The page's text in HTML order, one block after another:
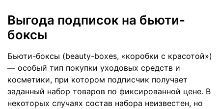
Выгода подписок на бьюти-
боксы
Бьюти-боксы (beauty-boxes, «коробки с красотой»)
— особый тип покупки уходовых средств и
косметики, при котором подписчик получает
заданный набор товаров по фиксированной цене. В
некоторых случаях состав набора неизвестен, но